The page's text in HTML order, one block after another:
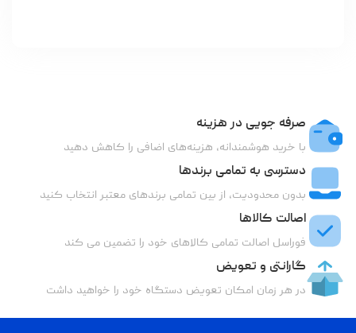
صرفه جویی در هزینه
با خرید هوشمندانه، هزینه‌های اضافی را کاهش دهید
دسترسی به تمامی برندها
بدون محدودیت، از بین تمامی برندهای معتبر انتخاب کنید
اصالت کالاها
فوراسل اصالت تمامی کالاهای خود را تضمین می کند
گارانتی و تعویض
در هر زمان امکان تعویض دستگاه خود را خواهید داشت